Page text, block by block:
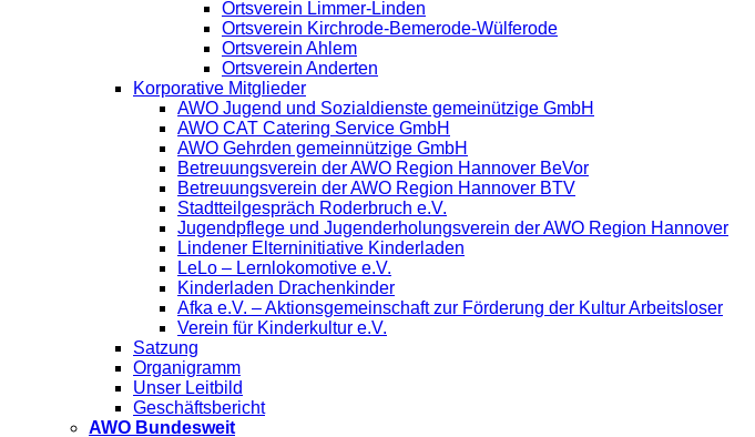
Ortsverein Limmer-Linden
Ortsverein Kirchrode-Bemerode-Wülferode
Ortsverein Ahlem
Ortsverein Anderten
Korporative Mitglieder
AWO Jugend und Sozialdienste gemeinützige GmbH
AWO CAT Catering Service GmbH
AWO Gehrden gemeinnützige GmbH
Betreuungsverein der AWO Region Hannover BeVor
Betreuungsverein der AWO Region Hannover BTV
Stadtteilgespräch Roderbruch e.V.
Jugendpflege und Jugenderholungsverein der AWO Region Hannover
Lindener Elterninitiative Kinderladen
LeLo – Lernlokomotive e.V.
Kinderladen Drachenkinder
Afka e.V. – Aktionsgemeinschaft zur Förderung der Kultur Arbeitsloser
Verein für Kinderkultur e.V.
Satzung
Organigramm
Unser Leitbild
Geschäftsbericht
AWO Bundesweit